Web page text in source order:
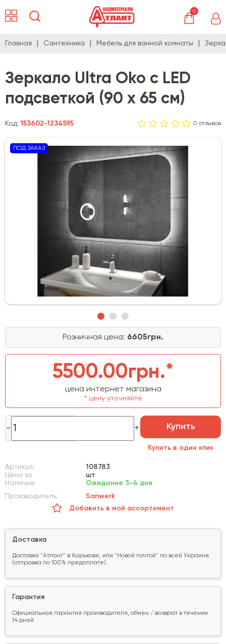
0
Главная Сантехника Мебель для ванной комнаты
Зеркало Ultra Oko с LED
подсветкой (90 х 65 см)
Код:153602-1234595 0 отзывов
ПОД ЗАКАЗ
Розничная цена: 6605грн.
5500.00грн.*
цена интернет магазина
* цену уточняйте
Купить
Купить в один клик
Артикул:
108783
Цена за
шт
Наличие:
Ожидание 3-4 дня
Производитель:
Sanwerk
Добавить в мой ассортимент
Доставка
Доставка "Атлант" в Харькове, или "Новой почтой" по всей Украине
(отправка по 100% предоплате).
Гарантия
Официальная гарантия производителя, обмен / возврат в течении
14 дней.